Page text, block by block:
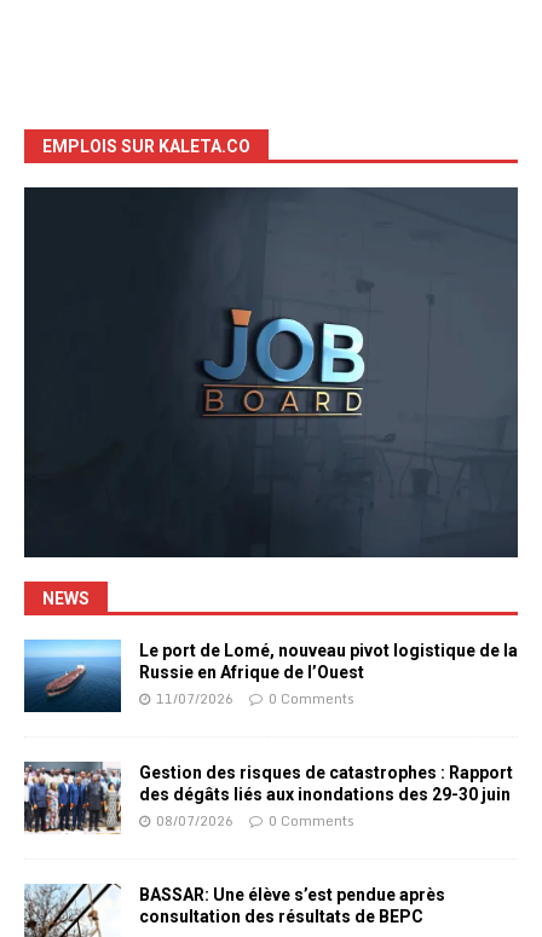
EMPLOIS SUR KALETA.CO
NEWS
Le port de Lomé, nouveau pivot logistique de la
Russie en Afrique de l’Ouest
11/07/2026 0 Comments
Gestion des risques de catastrophes : Rapport
des dégâts liés aux inondations des 29-30 juin
08/07/2026 0 Comments
BASSAR: Une élève s’est pendue après
consultation des résultats de BEPC